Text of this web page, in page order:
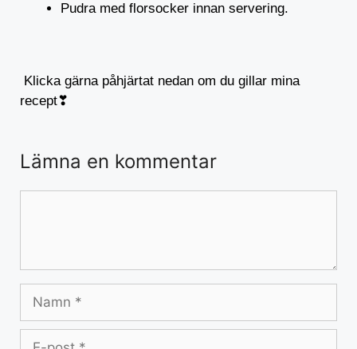
Pudra med florsocker innan servering.
Klicka gärna påhjärtat nedan om du gillar mina
recept❣
Lämna en kommentar